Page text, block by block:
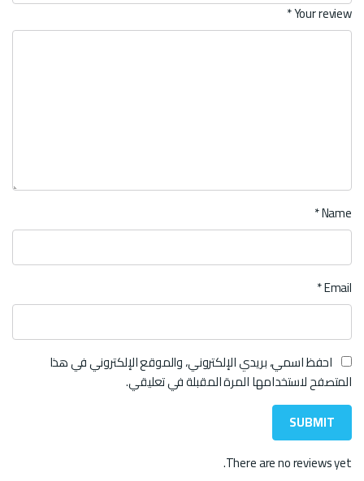
Your review
*
Name
*
Email
*
احفظ اسمي، بريدي الإلكتروني، والموقع الإلكتروني في هذا
المتصفح لاستخدامها المرة المقبلة في تعليقي.
There are no reviews yet.